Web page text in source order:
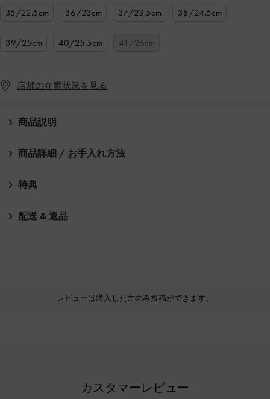
35/22.5cm 36/23cm 37/23.5cm 38/24.5cm
39/25cm 40/25.5cm 41/26cm
店舗の在庫状況を見る
商品説明
商品詳細 / お手入れ方法
特典
配送 & 返品
レビューは購入した方のみ投稿ができます。
カスタマーレビュー